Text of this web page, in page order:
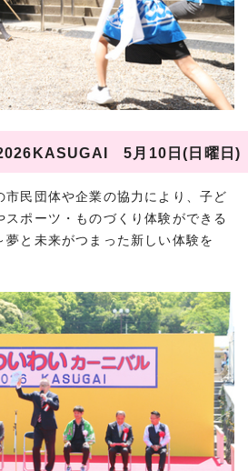
5月10日(日曜日)
民団体や企業の協力により、子ど
スポーツ・ものづくり体験ができる
夢と未来がつまった新しい体験を